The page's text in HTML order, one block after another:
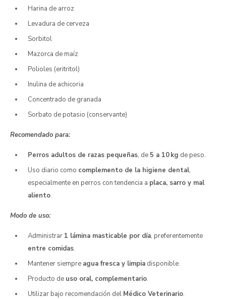
Harina de arroz
Levadura de cerveza
Sorbitol
Mazorca de maíz
Polioles (eritritol)
Inulina de achicoria
Concentrado de granada
Sorbato de potasio (conservante)
Recomendado para:
Perros adultos de razas pequeñas, de 5 a 10 kg de peso.
Uso diario como complemento de la higiene dental,
especialmente en perros con tendencia a placa, sarro y mal
aliento.
Modo de uso:
Administrar 1 lámina masticable por día, preferentemente
entre comidas.
Mantener siempre agua fresca y limpia disponible.
Producto de uso oral, complementario.
Utilizar bajo recomendación del Médico Veterinario.